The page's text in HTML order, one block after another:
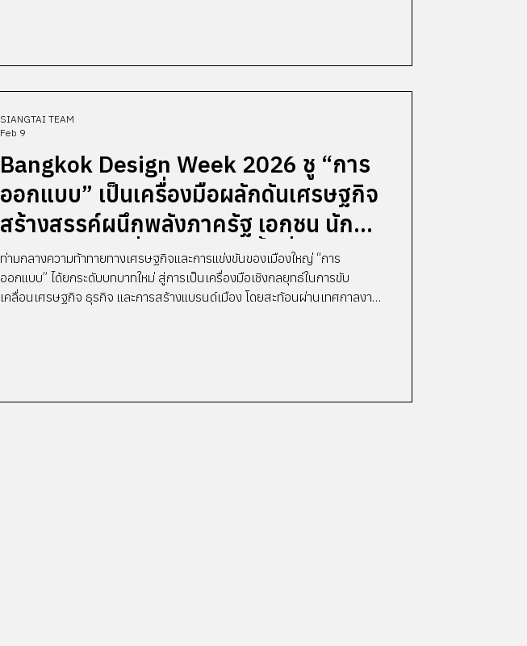
Bangkok Design Week 2026 ชู “การ
ออกแบบ” เป็นเครื่องมือผลักดันเศรษฐกิจ
สร้างสรรค์ผนึกพลังภาครัฐ เอกชน นัก
สร้างสรรค์ เปลี่ยนเมืองเป็นพื้นที่ทดลอง
ต่อยอดการท่องเที่ยว การลงทุน และราย
ได้ชุมชน
ท่ามกลางความท้าทายทางเศรษฐกิจและการแข่งขันของเมืองใหญ่ “การ
ออกแบบ” ได้ยกระดับบทบาทใหม่ สู่การเป็นเครื่องมือเชิงกลยุทธ์ในการขับ
เคลื่อนเศรษฐกิจ ธุรกิจ และการสร้างแบรนด์เมือง โดยสะท้อนผ่านเทศกาลงาน
SIANGTAI TEAM
Feb 9